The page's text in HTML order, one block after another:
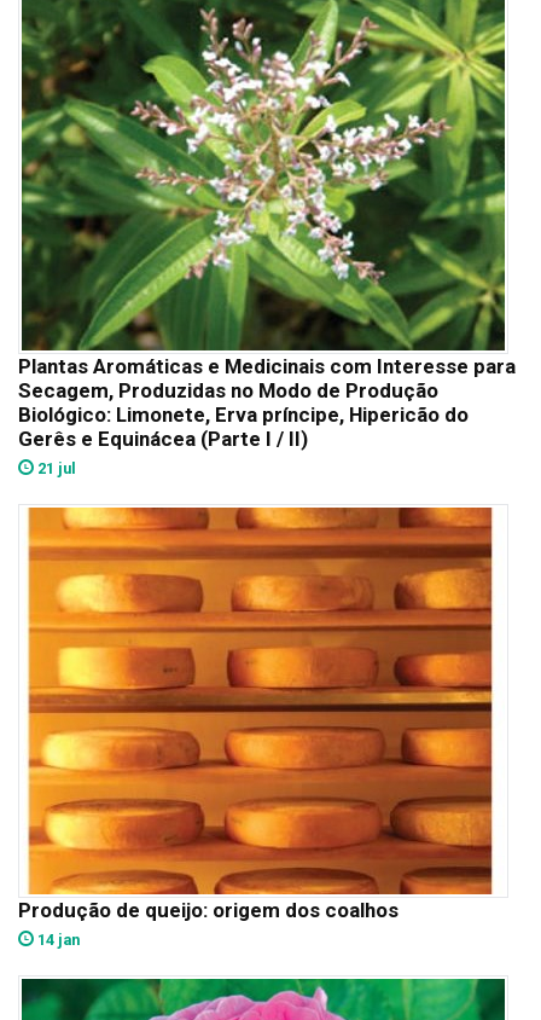
Plantas Aromáticas e Medicinais com Interesse para
Secagem, Produzidas no Modo de Produção
Biológico: Limonete, Erva príncipe, Hipericão do
Gerês e Equinácea (Parte I / II)
21 jul
Produção de queijo: origem dos coalhos
14 jan